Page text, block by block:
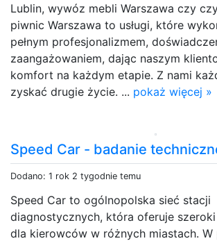
Lublin, wywóz mebli Warszawa czy
piwnic Warszawa to usługi, które
pełnym profesjonalizmem,
zaangażowaniem, dając naszym
komfort na każdym etapie. Z nami
zyskać drugie życie. ... pokaż więcej »
Speed Car - badanie
Dodano: 1 rok 2 tygodnie temu
Speed Car to ogólnopolska sieć stacji
diagnostycznych, która oferuje szeroki
dla kierowców w różnych miastach. W